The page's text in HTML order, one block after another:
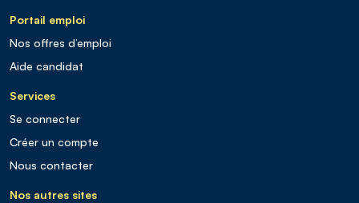
Portail emploi
Nos offres d’emploi
Aide candidat
Services
Se connecter
Créer un compte
Nous contacter
Nos autres sites